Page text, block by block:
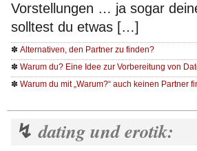
Vorstellungen … ja sogar
solltest du etwas […]
✽ Alternativen, den Partner zu finden?
✽ Warum du? Eine Idee zur Vorbereitung von
✽ Warum du mit „Warum?“ auch keinen Partner
↯ dating und erotik: